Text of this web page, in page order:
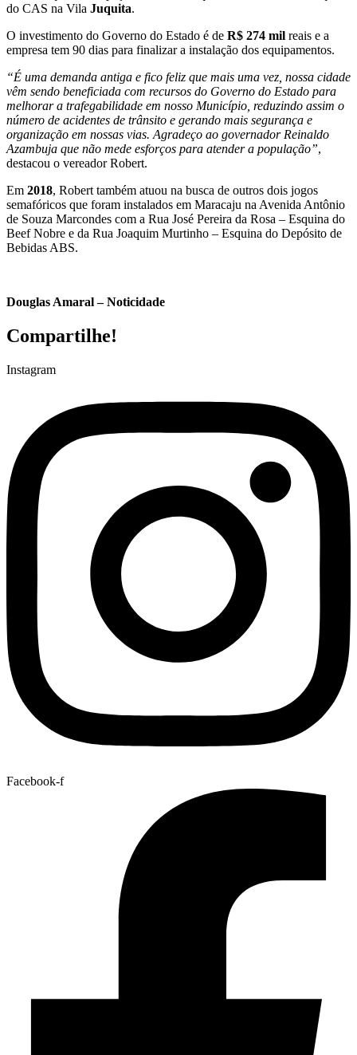
do CAS na Vila Juquita.
O investimento do Governo do Estado é de R$ 274 mil reais e a
empresa tem 90 dias para finalizar a instalação dos equipamentos.
“É uma demanda antiga e fico feliz que mais uma vez, nossa cidade
vêm sendo beneficiada com recursos do Governo do Estado para
melhorar a trafegabilidade em nosso Município, reduzindo assim o
número de acidentes de trânsito e gerando mais segurança e
organização em nossas vias. Agradeço ao governador Reinaldo
Azambuja que não mede esforços para atender a população”,
destacou o vereador Robert.
Em 2018, Robert também atuou na busca de outros dois jogos
semafóricos que foram instalados em Maracaju na Avenida Antônio
de Souza Marcondes com a Rua José Pereira da Rosa – Esquina do
Beef Nobre e da Rua Joaquim Murtinho – Esquina do Depósito de
Bebidas ABS.
Douglas Amaral – Noticidade
Compartilhe!
Instagram
Facebook-f